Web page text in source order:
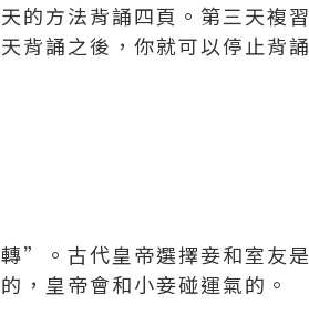
的方法背誦四頁。第三天複習
背誦之後，你就可以停止背誦
”。古代皇帝選擇妾和室友是
，皇帝會和小妾碰運氣的。